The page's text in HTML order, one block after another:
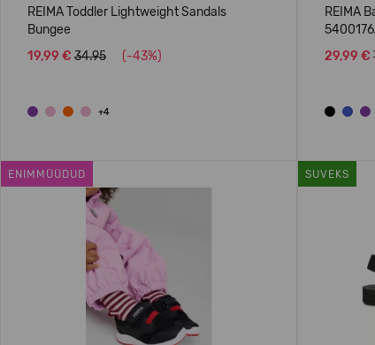
REIMA Toddler Lightweight Sandals
Bungee
19,99 € 34.95 (-43%)
+4
REIMA
29,99 €
ENIMMÜÜDUD SUVEKS